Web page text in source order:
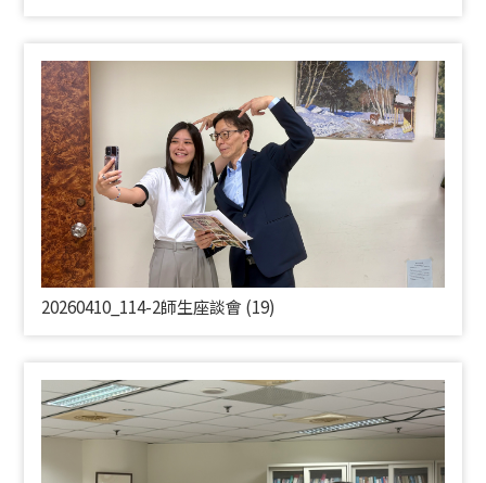
20260410_114-2師生座談會 (19)